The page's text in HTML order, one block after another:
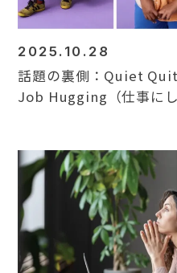
2025.10.28
話題の裏側：Quiet
Job Hugging（仕事に